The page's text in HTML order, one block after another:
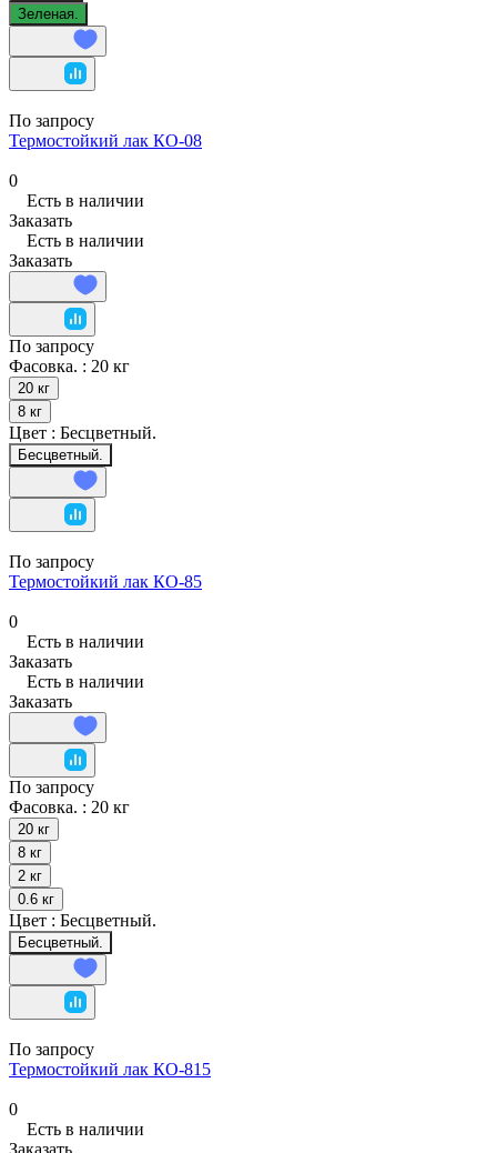
Зеленая.
По запросу
Термостойкий лак КО-08
0
Есть в наличии
Заказать
Есть в наличии
Заказать
По запросу
Фасовка. : 20 кг
20 кг
8 кг
Цвет : Бесцветный.
Бесцветный.
По запросу
Термостойкий лак КО-85
0
Есть в наличии
Заказать
Есть в наличии
Заказать
По запросу
Фасовка. : 20 кг
20 кг
8 кг
2 кг
0.6 кг
Цвет : Бесцветный.
Бесцветный.
По запросу
Термостойкий лак КО-815
0
Есть в наличии
Заказать